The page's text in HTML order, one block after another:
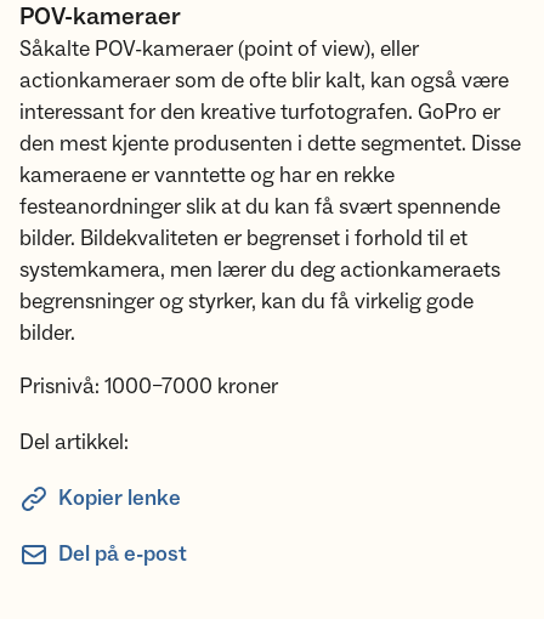
POV-kameraer
Såkalte POV-kameraer (point of view), eller
actionkameraer som de ofte blir kalt, kan også være
interessant for den kreative turfotografen. GoPro er
den mest kjente produsenten i dette segmentet. Disse
kameraene er vanntette og har en rekke
festeanordninger slik at du kan få svært spennende
bilder. Bildekvaliteten er begrenset i forhold til et
systemkamera, men lærer du deg actionkameraets
begrensninger og styrker, kan du få virkelig gode
bilder.
Prisnivå: 1000–7000 kroner
Del artikkel:
Kopier lenke
Del på e-post